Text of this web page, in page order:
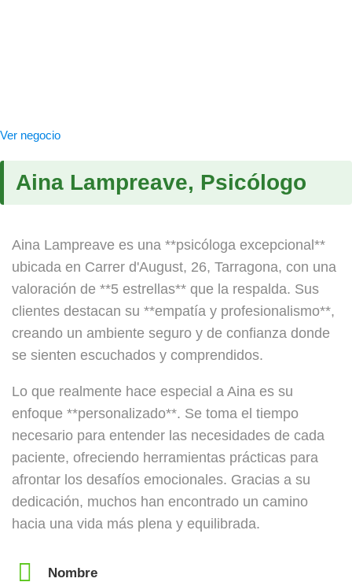
Ver negocio
Aina Lampreave, Psicólogo
Aina Lampreave es una **psicóloga excepcional**
ubicada en Carrer d'August, 26, Tarragona, con una
valoración de **5 estrellas** que la respalda. Sus
clientes destacan su **empatía y profesionalismo**,
creando un ambiente seguro y de confianza donde
se sienten escuchados y comprendidos.
Lo que realmente hace especial a Aina es su
enfoque **personalizado**. Se toma el tiempo
necesario para entender las necesidades de cada
paciente, ofreciendo herramientas prácticas para
afrontar los desafíos emocionales. Gracias a su
dedicación, muchos han encontrado un camino
hacia una vida más plena y equilibrada.
Nombre